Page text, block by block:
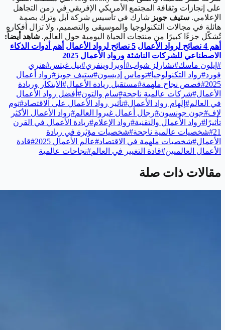
على إنجازات وثقافة المجتمع الأمريكي الإفريقي في زمن التجاهل
الإعلامي. ستيف جوبز شارك في تأسيس شركة آبل وترك بصمة
هائلة في مجالات التكنولوجيا والموسيقى والتصميم، ولا تزال أفكاره
تُشكّل جزءًا كبيرًا من منتجات الحياة اليومية حول العالم. شاهد أيضاً:
أهم 4 نصائح لرواد الأعمال
5 نصائح لرواد الأعمال
أهم أدوات الذكاء
الاصطناعي للشركات الناشئة ورواد الأعمال 2025
# إيلون ماسك#تشارلز شواب# أوبرا وينفري#بيل غيتس#هنري
فورد#رواد التكنولوجيا#توماس إديسون#ستيف جوبز #رواد أعمال
2025
#قصص نجاح ملهمة#مستقبل ريادة الأعمال# الابتكار وريادة
الأعمال#شركات عالمية ناجحة#سام والتون# أفضل رواد الأعمال
في العالم# إلهام رواد الأعمال#تأثير رواد الأعمال على الاقتصاد#توم
لاف#جون جونسون#رجال أعمال غيروا العالم#رواد الأعمال الأكثر
تأثيرًا #رواد الأعمال والتقنية#رواد الإعلام#ريادة الأعمال في القرن
21
#شخصيات عالمية ناجحة#شخصيات مؤثرة في ريادة
الأعمال#شخصيات ملهمة في الاقتصاد#عالم الأعمال 2025 #قادة
الأعمال العالميين#قادة التغيير في العالم#نجاحات عالمية
مقالات ذات صلة